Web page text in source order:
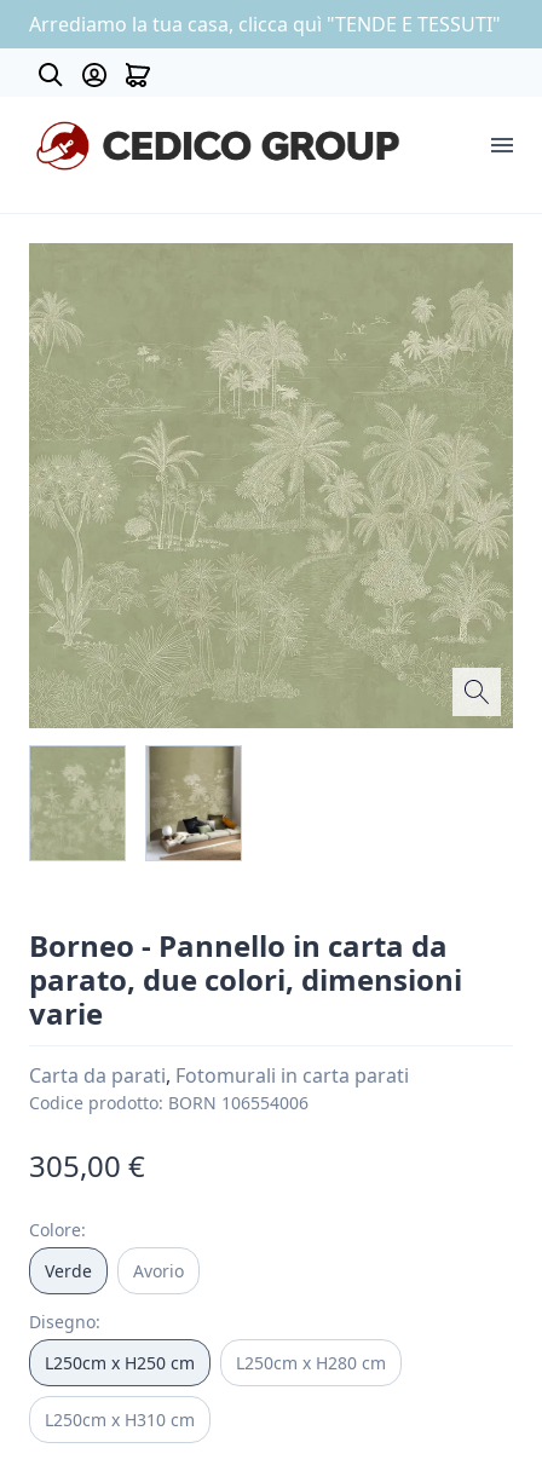
Arrediamo la tua casa, clicca quì "TENDE E TESSUTI"
OUTLET
Borneo - Pannello in carta da
parato, due colori, dimensioni
varie
Carta da parati, Fotomurali in carta parati
Codice prodotto: BORN 106554006
305,00 €
Colore:
Verde
Avorio
Disegno:
L250cm x H250 cm
L250cm x H280 cm
L250cm x H310 cm